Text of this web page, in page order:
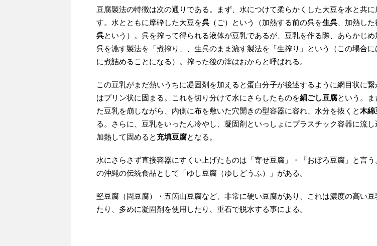
豆腐製法の特徴は次の通りである。まず、水につけて柔らかくした大豆を水と共に
す。水とともに摩砕した大豆を呉 （ご）という（加熱する前の呉を生呉 、加熱し
呉という）。呉を搾って得られる液体が豆乳であるが、豆乳を作る際、あらかじ
呉を漉す製法を「煮搾り」、生呉のまま漉す製法を「生搾り」という（この場合に
に煮詰めることになる）。搾った後の滓はおからと呼ばれる。
この豆乳がまだ熱いうちに凝固剤を加えると蛋白分子が後述するように網目状に
はプリン状に固まる。これを切り分けて水にさらしたものを絹ごし豆腐という。
た豆乳を崩しながら、内側に布を敷いた穴開きの型容器に容れ、水分を抜くと木綿
る。さらに、豆乳をいったん冷やし、凝固剤といっしょにプラスチック容器に流し
加熱して固めると 充填豆腐となる。
水にさらさず直接容器にすくい上げたものは「寄せ豆腐」・「おぼろ豆腐」と言う
の沖縄の伝統食品として「ゆし豆腐（ゆしどうふ）」がある。
堅豆腐（固豆腐）・五箇山豆腐など、非常に硬い豆腐があり、これは濃度の高い豆
たり、多めに凝固剤を使用したり、重石で脱水する事による。